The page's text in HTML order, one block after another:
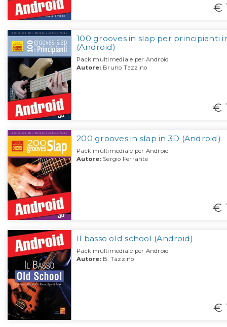
€
100 grooves in slap per principianti
(Android)
Pack multimediale per Android
Autore:Bruno Tazzino
€
200 grooves in slap in 3D (Android)
Pack multimediale per Android
Autore:Sergio Ferrante
€
Il basso old school (Android)
Pack multimediale per Android
Autore:B. Tazzino
€